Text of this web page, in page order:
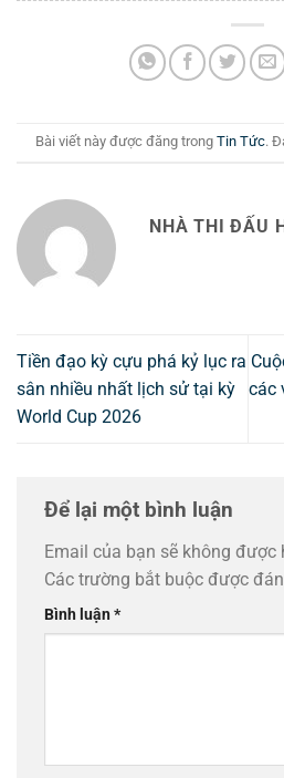
Bài viết này được đăng trong Tin Tức.
NHÀ THI ĐẤU
Tiền đạo kỳ cựu phá kỷ lục ra
sân nhiều nhất lịch sử tại kỳ
World Cup 2026
các
Để lại một bình luận
Email của bạn sẽ không được
Các trường bắt buộc được
Bình luận*